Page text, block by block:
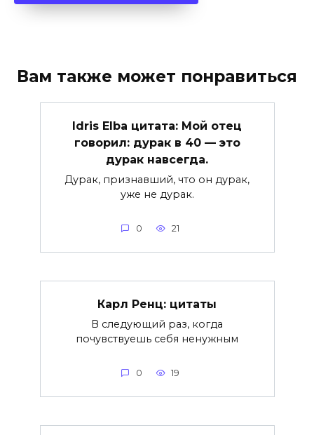
Вам также может понравиться
Idris Elba цитата: Мой отец
говорил: дурак в 40 — это
дурак навсегда.
Дурак, признавший, что он дурак,
уже не дурак.
0 21
Карл Ренц: цитаты
В следующий раз, когда
почувствуешь себя ненужным
0 19